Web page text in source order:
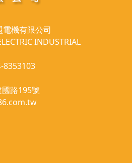
電機有限公司
INDUSTRIAL
8353103
路195號